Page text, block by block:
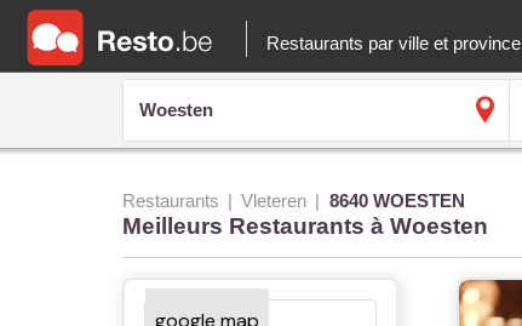
Restaurants par ville et province
Restaurants Vleteren 8640 WOESTEN
Meilleurs Restaurants à Woesten